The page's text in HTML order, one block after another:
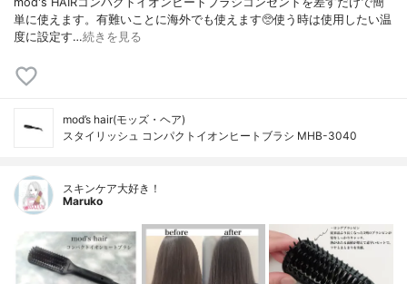
単に使えます。有難いことに海外でも使えます🥺⁡使う時は使用したい温
度に設定す…続きを見る
mod’s hair(モッズ・ヘア)
スタイリッシュ コンパクトイオンヒートブラシ MHB-3040
スキンケア大好き！
Maruko